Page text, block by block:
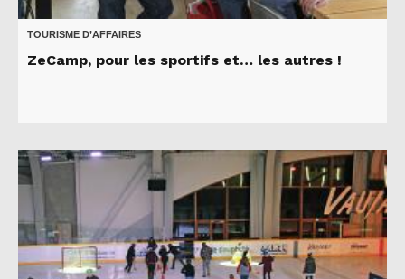
TOURISME D’AFFAIRES
ZeCamp, pour les sportifs et… les autres !